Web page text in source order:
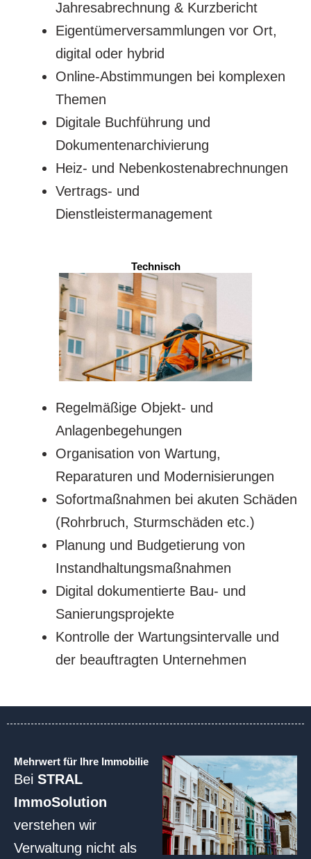
Jahresabrechnung & Kurzbericht
Eigentümerversammlungen vor Ort,
digital oder hybrid
Online-Abstimmungen bei komplexen
Themen
Digitale Buchführung und
Dokumentenarchivierung
Heiz- und Nebenkostenabrechnungen
Vertrags- und
Dienstleistermanagement
Technisch
Regelmäßige Objekt- und
Anlagenbegehungen
Organisation von Wartung,
Reparaturen und Modernisierungen
Sofortmaßnahmen bei akuten Schäden
(Rohrbruch, Sturmschäden etc.)
Planung und Budgetierung von
Instandhaltungsmaßnahmen
Digital dokumentierte Bau- und
Sanierungsprojekte
Kontrolle der Wartungsintervalle und
der beauftragten Unternehmen
Mehrwert für Ihre Immobilie
Bei STRAL
ImmoSolution
verstehen wir
Verwaltung nicht als